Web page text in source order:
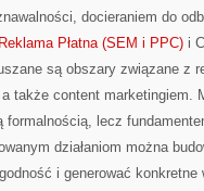
docieraniem do
Reklama Płatna (SEM i PPC) i
są obszary związane z
także content marketingiem.
lecz
działaniom można
i generować konkretne